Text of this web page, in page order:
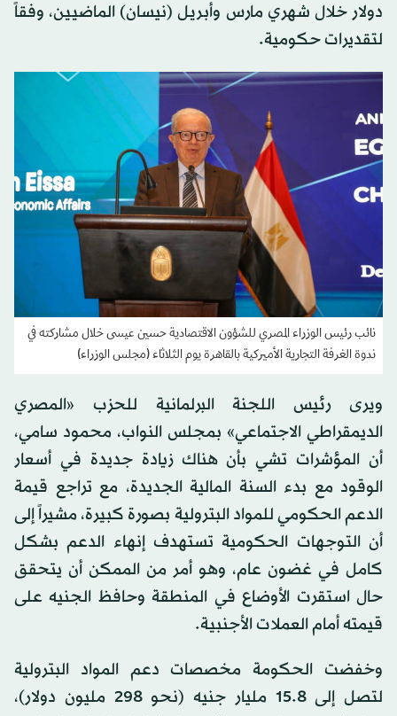
دولار خلال شهري مارس وأبريل (نيسان) الماضيين، وفقاً
لتقديرات حكومية.
نائب رئيس الوزراء المصري للشؤون الاقتصادية حسين عيسى خلال مشاركته في
ندوة الغرفة التجارية الأميركية بالقاهرة يوم الثلاثاء (مجلس الوزراء)
ويرى رئيس اللجنة البرلمانية للحزب «المصري
الديمقراطي الاجتماعي» بمجلس النواب، محمود سامي،
أن المؤشرات تشي بأن هناك زيادة جديدة في أسعار
الوقود مع بدء السنة المالية الجديدة، مع تراجع قيمة
الدعم الحكومي للمواد البترولية بصورة كبيرة، مشيراً إلى
أن التوجهات الحكومية تستهدف إنهاء الدعم بشكل
كامل في غضون عام، وهو أمر من الممكن أن يتحقق
حال استقرت الأوضاع في المنطقة وحافظ الجنيه على
قيمته أمام العملات الأجنبية.
وخفضت الحكومة مخصصات دعم المواد البترولية
لتصل إلى 15.8 مليار جنيه (نحو 298 مليون دولار)،